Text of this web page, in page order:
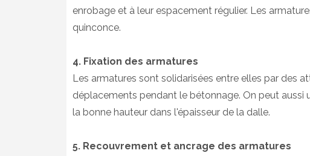
enrobage et à leur espacement régulier. Les
quinconce.
4. Fixation des armatures
Les armatures sont solidarisées entre elles par des
déplacements pendant le bétonnage. On peut aussi
la bonne hauteur dans l'épaisseur de la dalle.
5. Recouvrement et ancrage des armatures